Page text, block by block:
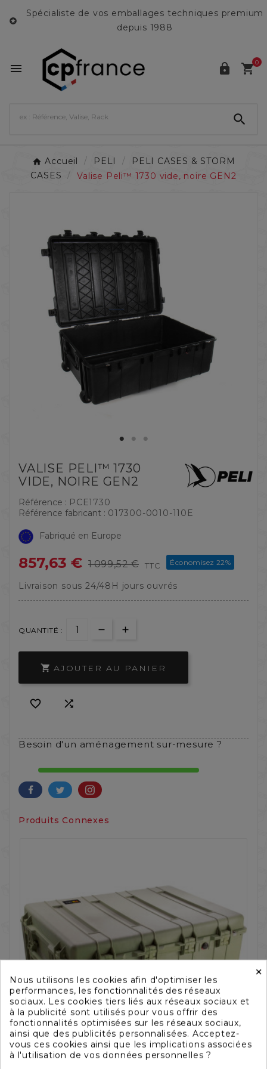

Spécialiste de vos emballages techniques premium
depuis 1988
  0

Accueil PELI
PELI CASES & STORM
CASES
Valise Peli™ 1730 vide, noire GEN2
VALISE PELI™ 1730
VIDE, NOIRE GEN2
Référence : PCE1730
Référence fabricant : 017300-0010-110E
Fabriqué en Europe
857,63 € 1 099,52 € TTC Économisez 22%
Livraison sous 24/48H jours ouvrés
QUANTITÉ :
 AJOUTER AU PANIER
 
Besoin d'un aménagement sur-mesure ?
Produits Connexes
‹ ×
Nous utilisons les cookies afin d'optimiser les
performances, les fonctionnalités des réseaux
sociaux. Les cookies tiers liés aux réseaux sociaux et
à la publicité sont utilisés pour vous offrir des
fonctionnalités optimisées sur les réseaux sociaux,
ainsi que des publicités personnalisées. Acceptez-
vous ces cookies ainsi que les implications associées
à l'utilisation de vos données personnelles ?